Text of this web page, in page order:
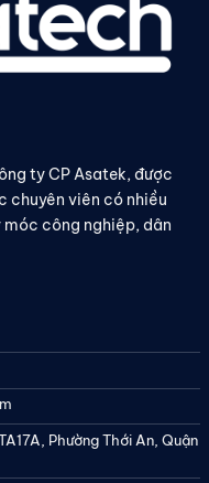
ty CP Asatek, được
chuyên viên có nhiều
công nghiệp, dân
Phường Thới An, Quận